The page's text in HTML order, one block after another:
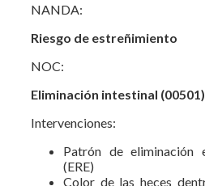
NANDA:
Riesgo de estreñimiento
NOC:
Eliminación intestinal (00501)
Intervenciones:
Patrón de eliminación
(ERE)
Color de las heces